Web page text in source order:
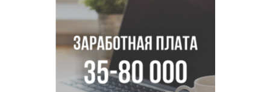
Ученики новосибирского лицея победили в
Международной олимпиаде по ИИ
Остановку электричек о.п. Радуга Сибири начали строить